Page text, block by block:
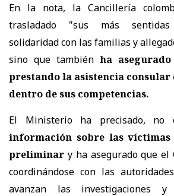
En la nota, la Cancillería
trasladado "sus más
solidaridad con las familias y
sino que también ha
prestando la asistencia consular
dentro de sus competencias.
El Ministerio ha precisado, no
información sobre las víctimas
preliminar y ha asegurado que el
coordinándose con las
avanzan las investigaciones